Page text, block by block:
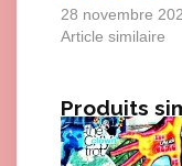
28 novembre
Article similaire
Produits